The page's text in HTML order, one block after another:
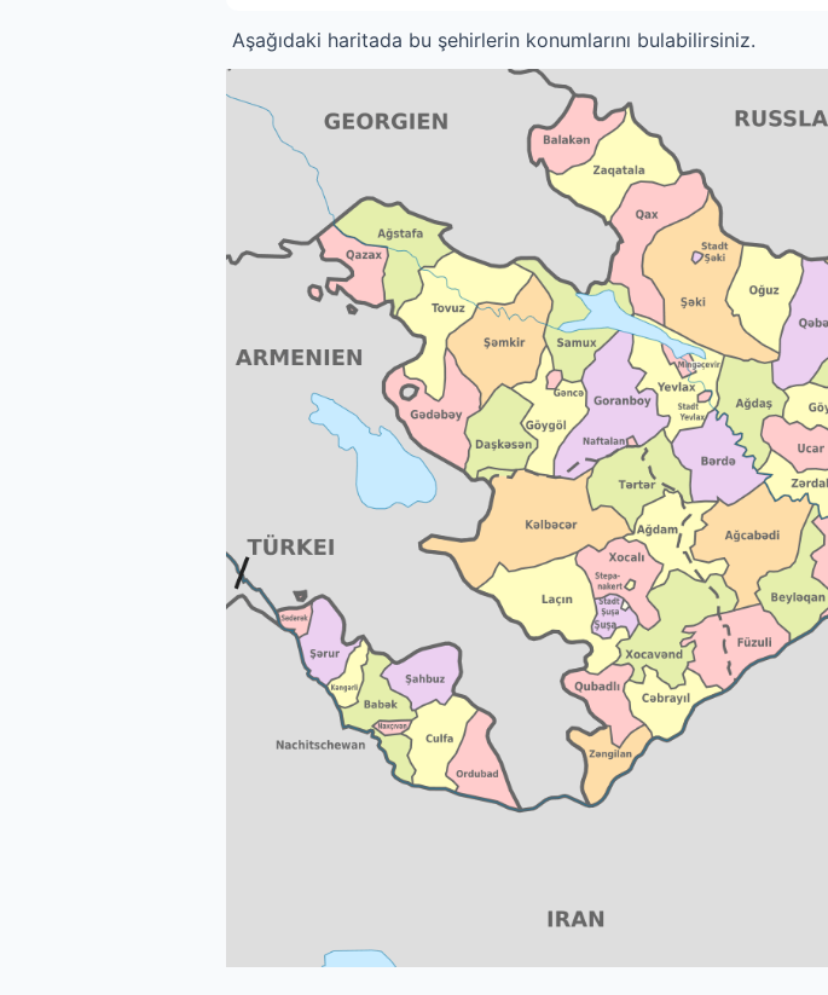
Aşağıdaki haritada bu şehirlerin konumlarını bulabilirsiniz.